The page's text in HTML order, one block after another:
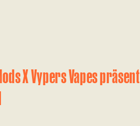
X Vypers Vapes